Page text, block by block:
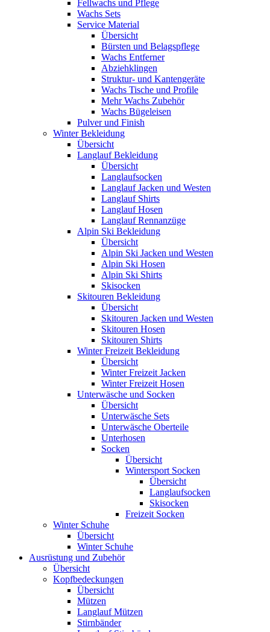
Fellwachs und Pflege
Wachs Sets
Service Material
Übersicht
Bürsten und Belagspflege
Wachs Entferner
Abziehklingen
Struktur- und Kantengeräte
Wachs Tische und Profile
Mehr Wachs Zubehör
Wachs Bügeleisen
Pulver und Finish
Winter Bekleidung
Übersicht
Langlauf Bekleidung
Übersicht
Langlaufsocken
Langlauf Jacken und Westen
Langlauf Shirts
Langlauf Hosen
Langlauf Rennanzüge
Alpin Ski Bekleidung
Übersicht
Alpin Ski Jacken und Westen
Alpin Ski Hosen
Alpin Ski Shirts
Skisocken
Skitouren Bekleidung
Übersicht
Skitouren Jacken und Westen
Skitouren Hosen
Skitouren Shirts
Winter Freizeit Bekleidung
Übersicht
Winter Freizeit Jacken
Winter Freizeit Hosen
Unterwäsche und Socken
Übersicht
Unterwäsche Sets
Unterwäsche Oberteile
Unterhosen
Socken
Übersicht
Wintersport Socken
Übersicht
Langlaufsocken
Skisocken
Freizeit Socken
Winter Schuhe
Übersicht
Winter Schuhe
Ausrüstung und Zubehör
Übersicht
Kopfbedeckungen
Übersicht
Mützen
Langlauf Mützen
Stirnbänder